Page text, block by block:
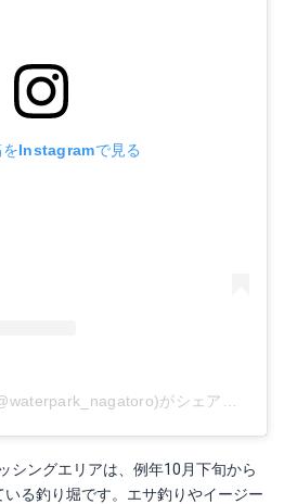
をInstagramで見る
シングエリアは、例年10月下旬から
る釣り堀です。エサ釣りやイージー